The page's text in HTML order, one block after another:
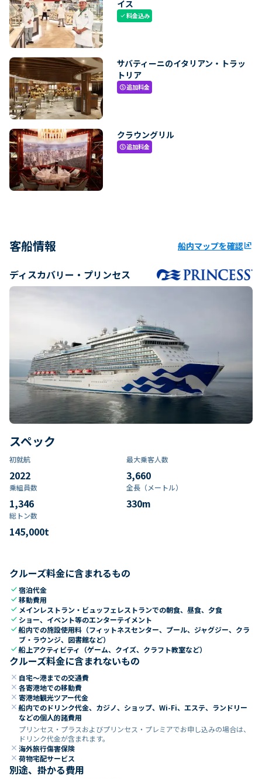
イス
check料金込み
サバティーニのイタリアン・トラッ
トリア
paid追加料金
クラウングリル
paid追加料金
客船情報 船内マップを確認ungroup
ディスカバリー・プリンセス
スペック
初就航
2022
最大乗客人数
3,660
乗組員数​
1,346
全長（メートル）
330m
総トン数​
145,000t
クルーズ料金に含まれるもの
check宿泊代金
check移動費用
check メインレストラン・ビュッフェレストランでの朝食、昼食、夕食
check ショー、イベント等のエンターテイメント
check船内での施設使用料（フィットネスセンター、プール、ジャグジー、クラ
ブ・ラウンジ、図書館など）
check船上アクティビティ（ゲーム、クイズ、クラフト教室など）
クルーズ料金に含まれないもの
close 自宅～港までの交通費
close 各寄港地での移動費
close 寄港地観光ツアー代金
close 船内でのドリンク代金、カジノ、ショップ、Wi-Fi、エステ、ランドリー
などの個人的諸費用
プリンセス・プラスおよびプリンセス・プレミアでお申し込みの場合は、
ドリンク代金が含まれます。
close 海外旅行傷害保険
close 荷物宅配サービス
別途、掛かる費用